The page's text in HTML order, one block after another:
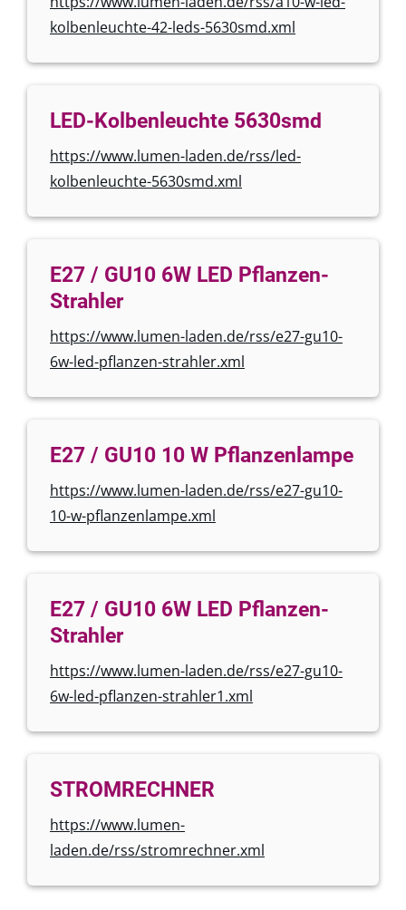
kolbenleuchte-42-leds-5630smd.xml
LED-Kolbenleuchte 5630smd
https://www.lumen-laden.de/rss/led-
kolbenleuchte-5630smd.xml
E27 / GU10 6W LED Pflanzen-
Strahler
https://www.lumen-laden.de/rss/e27-gu10-
6w-led-pflanzen-strahler.xml
E27 / GU10 10 W Pflanzenlampe
https://www.lumen-laden.de/rss/e27-gu10-
10-w-pflanzenlampe.xml
E27 / GU10 6W LED Pflanzen-
Strahler
https://www.lumen-laden.de/rss/e27-gu10-
6w-led-pflanzen-strahler1.xml
STROMRECHNER
https://www.lumen-
laden.de/rss/stromrechner.xml